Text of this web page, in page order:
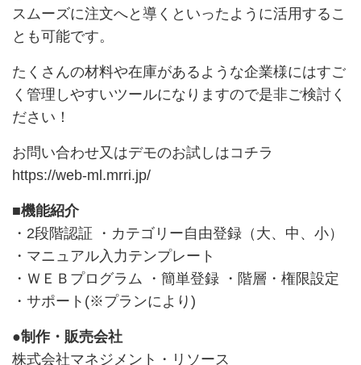
スムーズに注文へと導くといったように活用するこ
とも可能です。
たくさんの材料や在庫があるような企業様にはすご
く管理しやすいツールになりますので是非ご検討く
ださい！
お問い合わせ又はデモのお試しはコチラ
https://web-ml.mrri.jp/
■機能紹介
・2段階認証 ・カテゴリー自由登録（大、中、小）
・マニュアル入力テンプレート
・ＷＥＢプログラム ・簡単登録 ・階層・権限設定
・サポート(※プランにより)
●制作・販売会社
株式会社マネジメント・リソース